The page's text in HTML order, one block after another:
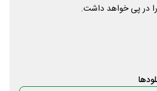
در پی خواهد داشت.